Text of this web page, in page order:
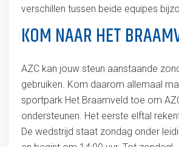
verschillen tussen beide equipes
KOM NAAR HET
AZC kan jouw steun aanstaande
gebruiken. Kom daarom allemaal
sportpark Het Braamveld toe om
ondersteunen. Het eerste elftal
De wedstrijd staat zondag onder